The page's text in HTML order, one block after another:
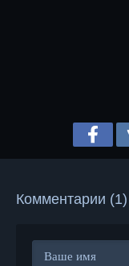
Комментарии (1)